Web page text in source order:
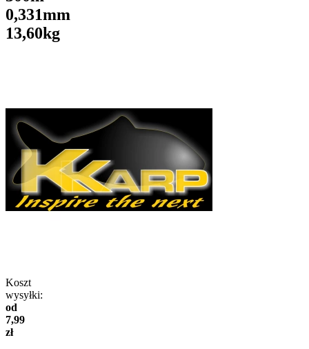
0,331mm
13,60kg
Koszt
wysyłki:
od
7,99
zł